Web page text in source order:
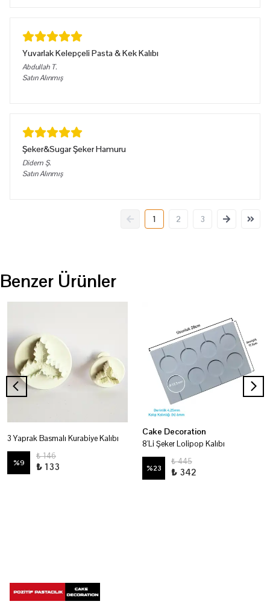
Yuvarlak Kelepçeli Pasta & Kek Kalıbı
Abdullah T.
Satın Alınmış
Şeker&Sugar Şeker Hamuru
Didem Ş.
Satın Alınmış
1 2 3
Benzer Ürünler
3 Yaprak Basmalı Kurabiye Kalıbı
%9
₺ 146
₺ 133
Cake Decoration
8'Li Şeker Lolipop Kalıbı
%23
₺ 445
₺ 342